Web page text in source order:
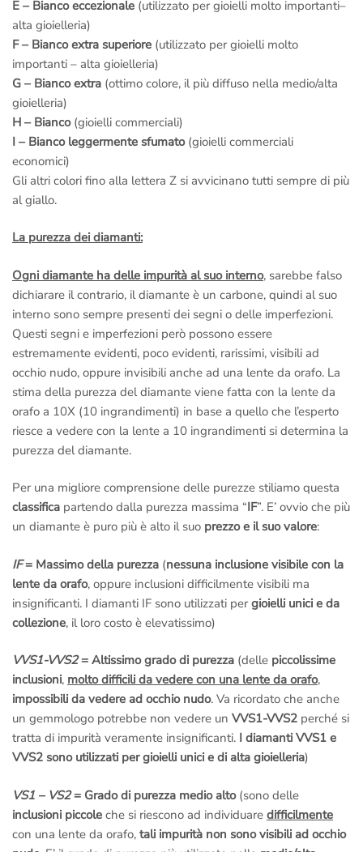
E – Bianco eccezionale (utilizzato per gioielli molto importanti–
alta gioielleria)
F – Bianco extra superiore (utilizzato per gioielli molto
importanti – alta gioielleria)
G – Bianco extra (ottimo colore, il più diffuso nella medio/alta
gioielleria)
H – Bianco(gioielli commerciali)
I – Bianco leggermente sfumato(gioielli commerciali
economici)
Gli altri colori fino alla lettera Z si avvicinano tutti sempre di più
al giallo.
La purezza dei diamanti:
Ogni diamante ha delle impurità al suo interno, sarebbe falso
dichiarare il contrario, il diamante è un carbone, quindi al suo
interno sono sempre presenti dei segni o delle imperfezioni.
Questi segni e imperfezioni però possono essere
estremamente evidenti, poco evidenti, rarissimi, visibili ad
occhio nudo, oppure invisibili anche ad una lente da orafo. La
stima della purezza del diamante viene fatta con la lente da
orafo a 10X (10 ingrandimenti) in base a quello che l’esperto
riesce a vedere con la lente a 10 ingrandimenti si determina la
purezza del diamante.
Per una migliore comprensione delle purezze stiliamo questa
classifica partendo dalla purezza massima “IF”. E’ ovvio che più
un diamante è puro più è alto il suo prezzo e il suo valore:
IF= Massimo della purezza (nessuna inclusione visibile con la
lente da orafo, oppure inclusioni difficilmente visibili ma
insignificanti. I diamanti IF sono utilizzati per gioielli unici e da
collezione, il loro costo è elevatissimo)
VVS1-VVS2= Altissimo grado di purezza (delle piccolissime
inclusioni, molto difficili da vedere con una lente da orafo,
impossibili da vedere ad occhio nudo. Va ricordato che anche
un gemmologo potrebbe non vedere un VVS1-VVS2 perché si
tratta di impurità veramente insignificanti. I diamanti VVS1 e
VVS2 sono utilizzati per gioielli unici e di alta gioielleria)
VS1 – VS2= Grado di purezza medio alto(sono delle
inclusioni piccole che si riescono ad individuare difficilmente
con una lente da orafo, tali impurità non sono visibili ad occhio